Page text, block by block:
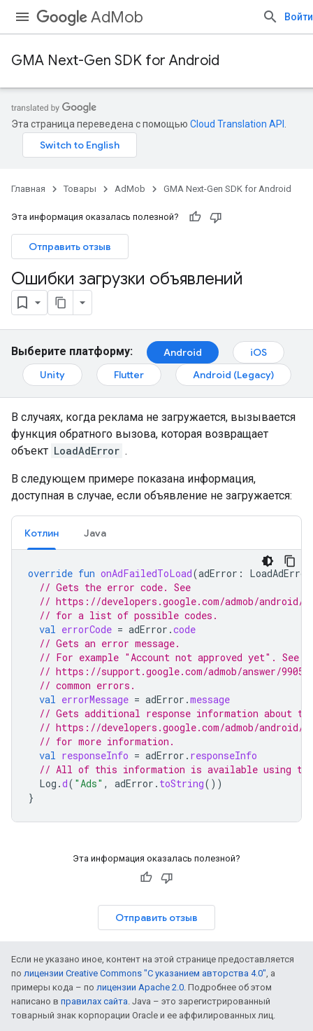
AdMob Войти
GMA Next-Gen SDK for Android
Эта страница переведена с помощью Cloud Translation API
Главная Товары AdMob GMA Next-Gen SDK for Android
Эта информация оказалась полезной?
Отправить отзыв
Ошибки загрузки объявлений
Выберите платформу: Android
iOS
Unity
Flutter Android (Legacy)
В случаях, когда реклама не загружается, вызывается
функция обратного вызова, которая возвращает
объект LoadAdError .
В следующем примере показана информация,
доступная в случае, если объявление не загружается:
Котлин Java
override fun onAdFailedToLoad(adError : LoadAdError
// Gets the error code. See
// https://developers.google.com/admob/android/
// for a list of possible codes.
val errorCode = adError .code
// Gets an error message.
// For example "Account not approved yet". See
// https://support.google.com/admob/answer/
// common errors.
val errorMessage = adError .message
// Gets additional response information about
// https://developers.google.com/admob/android/
// for more information.
val responseInfo = adError . responseInfo
// All of this information is available using
Log .d( "Ads" , adError . toString())
}
Эта информация оказалась полезной?
Отправить отзыв
Если не указано иное, контент на этой странице предоставляется
по лицензии Creative Commons "С указанием авторства 4.0", а
примеры кода – по лицензии Apache 2.0. Подробнее об этом
написано в правилах сайта. Java – это зарегистрированный
товарный знак корпорации Oracle и ее аффилированных лиц.